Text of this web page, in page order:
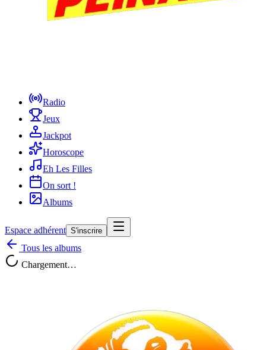
Radio
Jeux
Jackpot
Horoscope
Eh Les Filles
On sort !
Albums
Espace adhérent S'inscrire
Tous les albums
Chargement…